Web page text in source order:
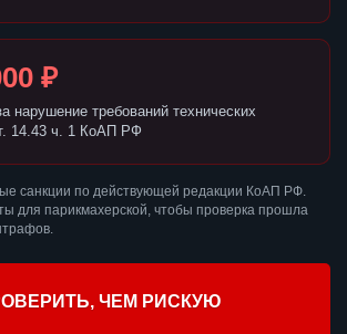
₽
нарушение требований технических
14.43 ч. 1 КоАП РФ
санкции по действующей редакции КоАП РФ.
для парикмахерской, чтобы проверка прошла
ЧЕМ РИСКУЮ